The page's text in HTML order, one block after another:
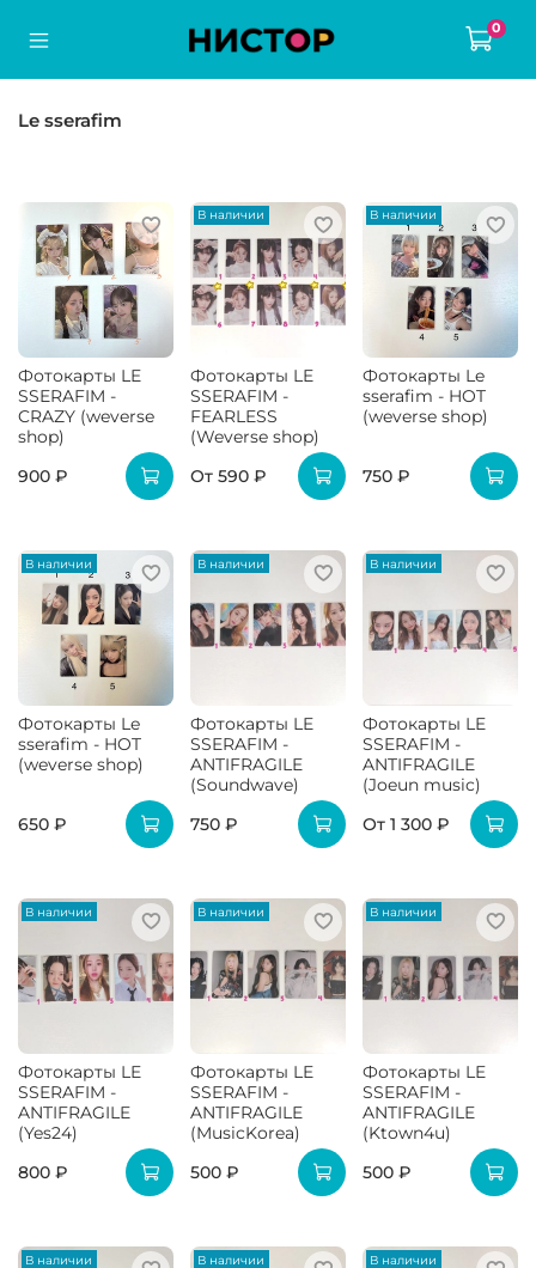
0
Le sserafim
Фотокарты LE
SSERAFIM -
CRAZY (weverse
shop)
900 ₽
В наличии
Фотокарты LE
SSERAFIM -
FEARLESS
(Weverse shop)
От 590 ₽
В наличии
Фотокарты Le
sserafim - HOT
(weverse shop)
750 ₽
В наличии
Фотокарты Le
sserafim - HOT
(weverse shop)
650 ₽
В наличии
Фотокарты LE
SSERAFIM -
ANTIFRAGILE
(Soundwave)
750 ₽
В наличии
Фотокарты LE
SSERAFIM -
ANTIFRAGILE
(Joeun music)
От 1 300 ₽
В наличии
Фотокарты LE
SSERAFIM -
ANTIFRAGILE
(Yes24)
800 ₽
В наличии
Фотокарты LE
SSERAFIM -
ANTIFRAGILE
(MusicKorea)
500 ₽
В наличии
Фотокарты LE
SSERAFIM -
ANTIFRAGILE
(Ktown4u)
500 ₽
В наличии В наличии В наличии